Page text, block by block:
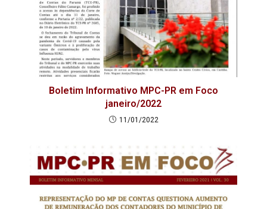
Boletim Informativo MPC-PR em Foco
janeiro/2022
11/01/2022